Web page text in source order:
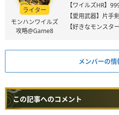
ライター
モンハンワイルズ
攻略@Game8
【ワイルズHR】
【愛用武器】片手
【好きなモンス
メンバーの情
この記事へのコメント